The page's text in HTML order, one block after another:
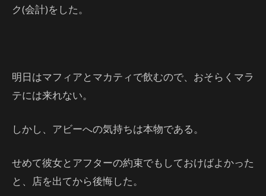
ク(会計)をした。
明日はマフィアとマカティで飲むので、おそらくマラ
テには来れない。
しかし、アビーへの気持ちは本物である。
せめて彼女とアフターの約束でもしておけばよかった
と、店を出てから後悔した。